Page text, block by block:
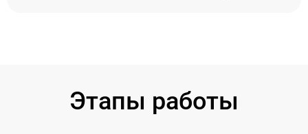
Этапы работы